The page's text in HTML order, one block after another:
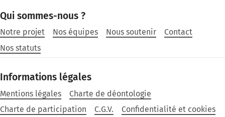
Qui sommes-nous ?
Notre projet Nos équipes Nous soutenir
Contact
Nos statuts
Informations légales
Mentions légales
Charte de déontologie
Charte de participation
C.G.V. Confidentialité et cookies